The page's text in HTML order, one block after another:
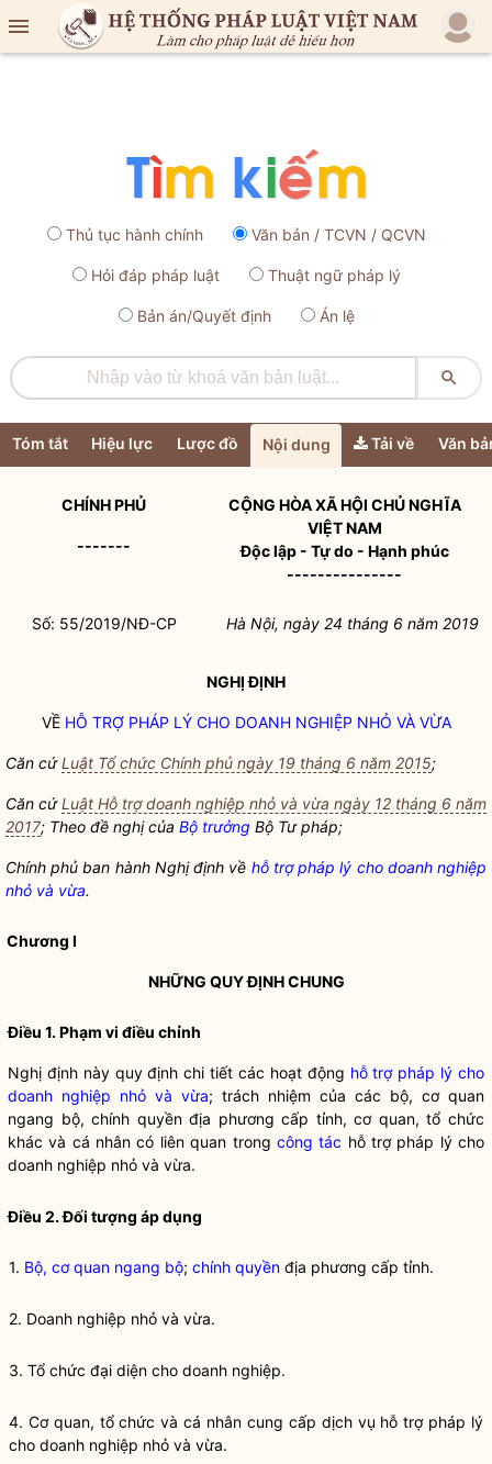

Thủ tục hành chính Văn bản / TCVN / QCVN
Hỏi đáp pháp luật Thuật ngữ pháp lý
Bản án/Quyết định Án lệ

Tóm tắt Hiệu lực Lược đồ Nội dung Tải về Văn
CHÍNH PHỦ
-------
CỘNG HÒA XÃ HỘI CHỦ NGHĨA
VIỆT NAM
Độc lập - Tự do - Hạnh phúc
---------------
Số: 55/2019/NĐ-CP Hà Nội, ngày 24 tháng 6 năm 2019
NGHỊ ĐỊNH
VỀ HỖ TRỢ PHÁP LÝ CHO DOANH NGHIỆP NHỎ VÀ VỪA
Căn cứLuật Tổ chức Chính phủ ngày 19 tháng 6 năm 2015;
Căn cứLuật Hỗ trợ doanh nghiệp nhỏ và vừa ngày 12 tháng 6 năm
2017; Theo đề nghị của Bộ trưởng Bộ Tư pháp;
Chính phủ ban hành Nghị định về hỗ trợ pháp lý cho doanh nghiệp
nhỏ và vừa.
Chương I
NHỮNG QUY ĐỊNH CHUNG
Điều 1. Phạm vi điều chỉnh
Nghị định này quy định chi tiết các hoạt động hỗ trợ pháp lý cho
doanh nghiệp nhỏ và vừa; trách nhiệm của các bộ, cơ quan
ngang bộ,chính quyềnđịa phương cấp tỉnh, cơ quan, tổ chức
khác và cá nhân có liên quan trong công tác hỗ trợ pháp lý cho
doanh nghiệp nhỏ và vừa.
Điều 2. Đối tượng áp dụng
1. Bộ, cơ quan ngang bộ; chính quyền địa phương cấp tỉnh.
2. Doanh nghiệp nhỏ và vừa.
3. Tổ chức đại diện cho doanh nghiệp.
4. Cơ quan, tổ chức và cá nhân cung cấp dịch vụ hỗ trợ pháp lý
cho doanh nghiệp nhỏ và vừa.